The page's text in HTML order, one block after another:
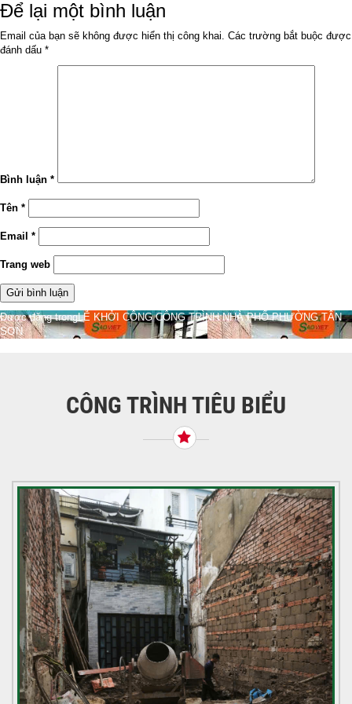
ngày
đầy
đủ
Để lại một bình luận
Email của bạn sẽ không được hiển thị công khai. Các trường bắt buộc được
đánh dấu *
Bình luận *
Tên *
Email *
Trang web
Điều
hướng
Được đăng trongLỄ KHỞI CÔNG CÔNG TRÌNH NHÀ PHỐ PHƯỜNG TÂN
SƠN
CÔNG TRÌNH TIÊU BIỂU